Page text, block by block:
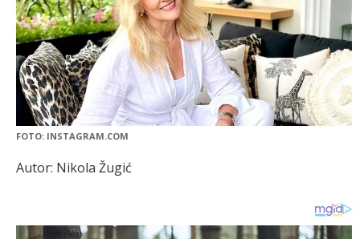
FOTO: INSTAGRAM.COM
Autor: Nikola Žugić